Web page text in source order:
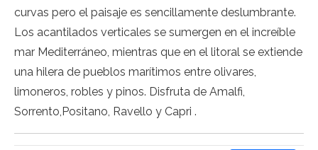
curvas pero el paisaje es sencillamente deslumbrante.
Los acantilados verticales se sumergen en el increíble
mar Mediterráneo, mientras que en el litoral se extiende
una hilera de pueblos marítimos entre olivares,
limoneros, robles y pinos. Disfruta de Amalfi,
Sorrento,Positano, Ravello y Capri .